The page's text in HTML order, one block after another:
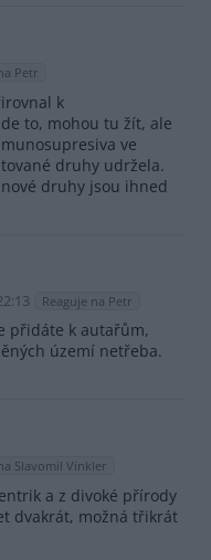
Petr
k
to, mohou tu žít, ale
ve
druhy udržela.
druhy jsou ihned
Reaguje na Petr
přidáte k autařům,
území netřeba.
Slavomil Vinkler
a z divoké přírody
dvakrát, možná třikrát